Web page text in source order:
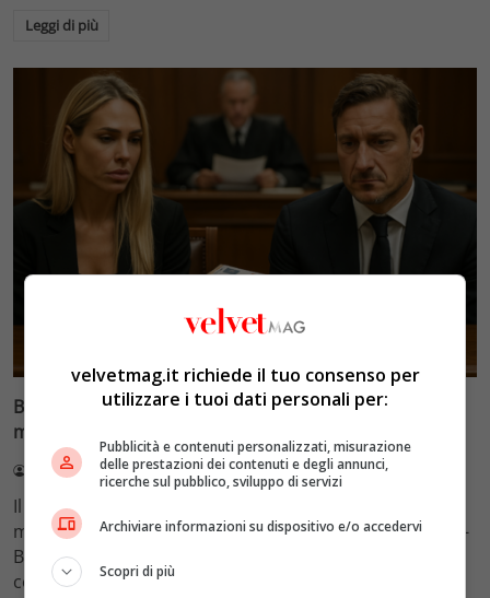
Leggi di più
Blasi vs Totti: il giudice riduce l’assegno di
mantenimento a 10.900 euro
Redazione VelvetMAG 4 Agosto 2026
Il Tribunale di Roma ha fissato l'assegno di
mantenimento figli a 10.900 euro mensili nel caso Totti-
Blasi, respingendo la richiesta di 20mila euro della
conduttrice.
velvetmag.it richiede il tuo consenso per
utilizzare i tuoi dati personali per:
Pubblicità e contenuti personalizzati, misurazione
delle prestazioni dei contenuti e degli annunci,
ricerche sul pubblico, sviluppo di servizi
Archiviare informazioni su dispositivo e/o accedervi
Scopri di più